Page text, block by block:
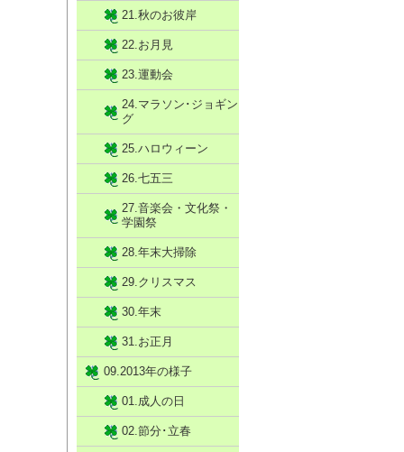
21.秋のお彼岸
22.お月見
23.運動会
24.マラソン･ジョギン
グ
25.ハロウィーン
26.七五三
27.音楽会・文化祭・
学園祭
28.年末大掃除
29.クリスマス
30.年末
31.お正月
09.2013年の様子
01.成人の日
02.節分･立春